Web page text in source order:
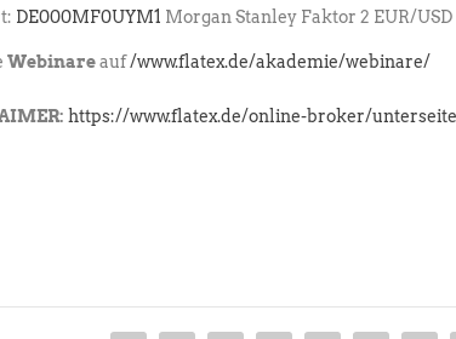
DE000MF0UYM1 Morgan Stanley Faktor 2 EUR/USD
Webinareauf/www.flatex.de/akademie/webinare/
https://www.flatex.de/online-broker/